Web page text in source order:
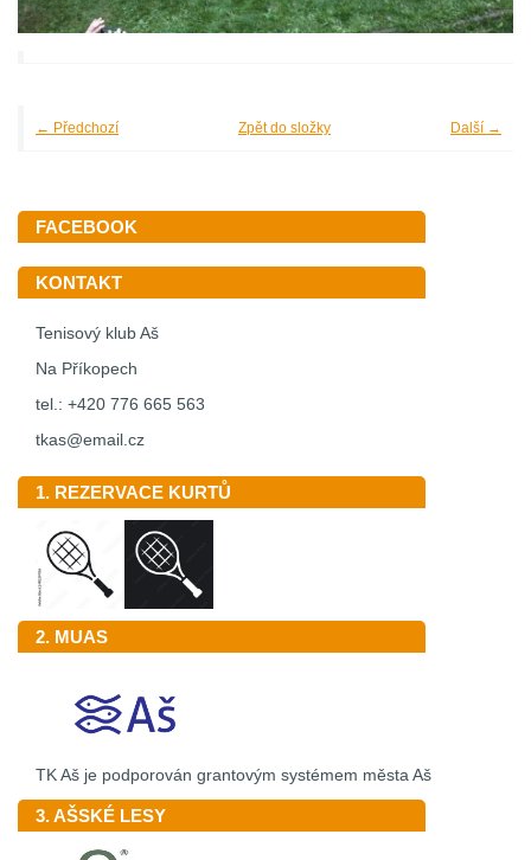
← Předchozí Další →
Zpět do složky
FACEBOOK
KONTAKT
Tenisový klub Aš
Na Příkopech
tel.: +420 776 665 563
tkas@email.cz
1. REZERVACE KURTŮ
2. MUAS
TK Aš je podporován grantovým systémem města Aš
3. AŠSKÉ LESY